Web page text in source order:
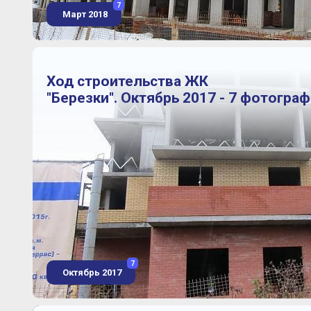
Март 2018
7
Ход строительства ЖК
"Березки". Октябрь 2017 - 7
Октябрь 2017
7